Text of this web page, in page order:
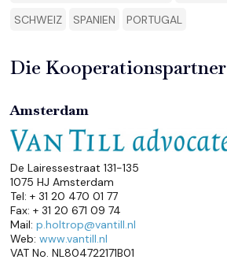
SCHWEIZ
SPANIEN PORTUGAL
Die Kooperationspartner
Amsterdam
De Lairessestraat 131-135
1075 HJ Amsterdam
Tel: + 31 20 470 01 77
Fax: + 31 20 671 09 74
Mail:p.holtrop@vantill.nl
Web:www.vantill.nl
VAT No. NL804722171B01